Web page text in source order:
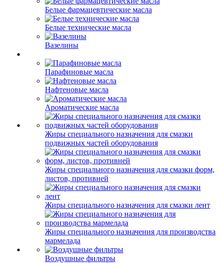
Белые фармацевтические масла
Белые технические масла
Вазелины
Парафиновые масла
Нафтеновые масла
Ароматические масла
Жиры специального назначения для смазки
подвижных частей оборудования
Жиры специального назначения для смазки форм,
листов, противней
Жиры специального назначения для смазки лент
Жиры специального назначения для производства
мармелада
Воздушные фильтры